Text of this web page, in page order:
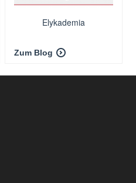
Elykademia
Zum Blog